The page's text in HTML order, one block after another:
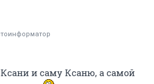
и саму Ксаню, а самой